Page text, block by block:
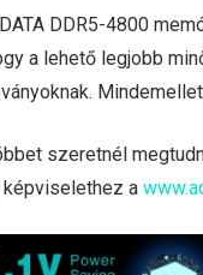
DDR5-4800
a lehető legjobb
szeretnél
képviselethez a